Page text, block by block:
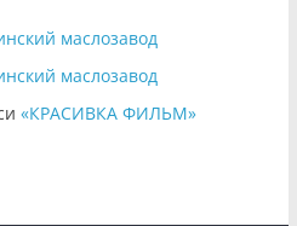
маслозавод
маслозавод
«КРАСИВКА ФИЛЬМ»